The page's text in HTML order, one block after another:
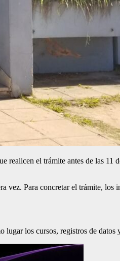
el trámite antes de las 11
Para concretar el trámite, los
los cursos, registros de